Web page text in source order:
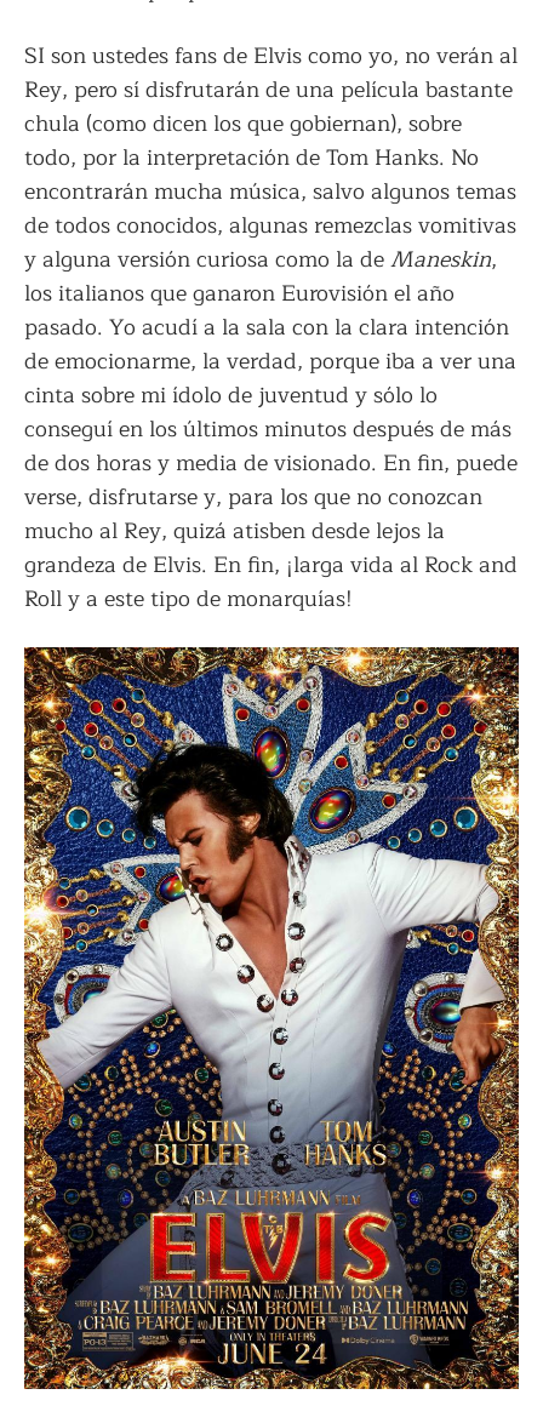
SI son ustedes fans de Elvis como yo, no verán al
Rey, pero sí disfrutarán de una película bastante
chula (como dicen los que gobiernan), sobre
todo, por la interpretación de Tom Hanks. No
encontrarán mucha música, salvo algunos temas
de todos conocidos, algunas remezclas vomitivas
y alguna versión curiosa como la deManeskin,
los italianos que ganaron Eurovisión el año
pasado. Yo acudí a la sala con la clara intención
de emocionarme, la verdad, porque iba a ver una
cinta sobre mi ídolo de juventud y sólo lo
conseguí en los últimos minutos después de más
de dos horas y media de visionado. En fin, puede
verse, disfrutarse y, para los que no conozcan
mucho al Rey, quizá atisben desde lejos la
grandeza de Elvis. En fin, ¡larga vida al Rock and
Roll y a este tipo de monarquías!